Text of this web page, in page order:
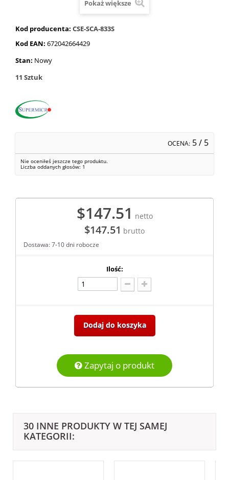
Pokaż większe
Kod producenta: CSE-SCA-833S
Kod EAN: 672042664429
Stan: Nowy
11 Sztuk
OCENA: 5/ 5
Nie oceniłeś jeszcze tego produktu.
Liczba oddanych głosów: 1
$147.51 netto
$147.51 brutto
Dostawa: 7-10 dni robocze
Ilość:
Dodaj do koszyka
Zapytaj o produkt
30 INNE PRODUKTY W TEJ SAMEJ
KATEGORII: